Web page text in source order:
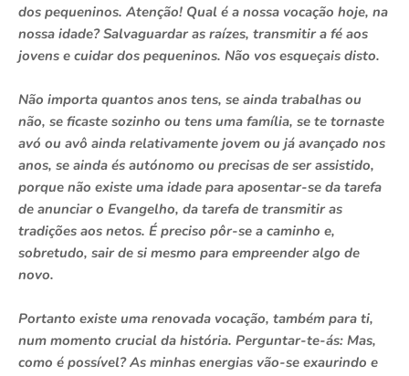
dos pequeninos. Atenção! Qual é a nossa vocação hoje, na
nossa idade? Salvaguardar as raízes, transmitir a fé aos
jovens e cuidar dos pequeninos. Não vos esqueçais disto.
Não importa quantos anos tens, se ainda trabalhas ou
não, se ficaste sozinho ou tens uma família, se te tornaste
avó ou avô ainda relativamente jovem ou já avançado nos
anos, se ainda és autónomo ou precisas de ser assistido,
porque não existe uma idade para aposentar-se da tarefa
de anunciar o Evangelho, da tarefa de transmitir as
tradições aos netos. É preciso pôr-se a caminho e,
sobretudo, sair de si mesmo para empreender algo de
novo.
Portanto existe uma renovada vocação, também para ti,
num momento crucial da história. Perguntar-te-ás: Mas,
como é possível? As minhas energias vão-se exaurindo e